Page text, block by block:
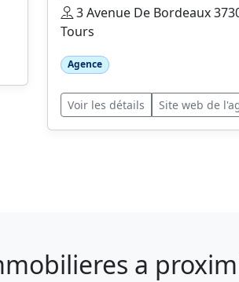
3 Avenue De Bordeaux
Tours
Agence
Voir les détails Site web de
a